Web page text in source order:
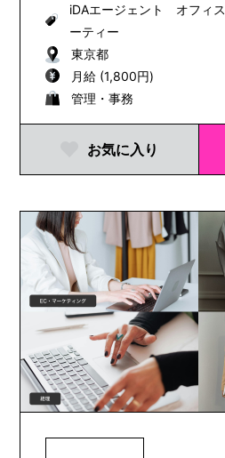
iDAエージェント オフィス
ーティー
東京都
月給 (1,800円)
管理・事務
お気に入り